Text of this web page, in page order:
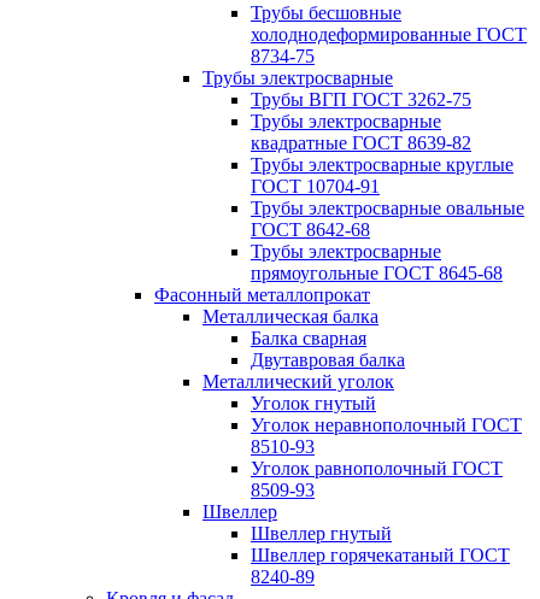
Трубы бесшовные
холоднодеформированные ГОСТ
8734-75
Трубы электросварные
Трубы ВГП ГОСТ 3262-75
Трубы электросварные
квадратные ГОСТ 8639-82
Трубы электросварные круглые
ГОСТ 10704-91
Трубы электросварные овальные
ГОСТ 8642-68
Трубы электросварные
прямоугольные ГОСТ 8645-68
Фасонный металлопрокат
Металлическая балка
Балка сварная
Двутавровая балка
Металлический уголок
Уголок гнутый
Уголок неравнополочный ГОСТ
8510-93
Уголок равнополочный ГОСТ
8509-93
Швеллер
Швеллер гнутый
Швеллер горячекатаный ГОСТ
8240-89